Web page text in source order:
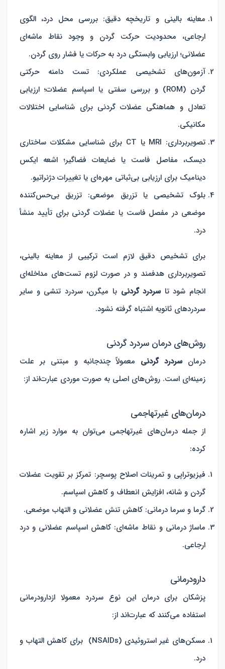
معاینه بالینی و تاریخچه دقیق: بررسی محل درد، الگوی
ارجاعی، محدودیت حرکت گردن و وجود نقاط ماشه‌ای
عضلانی؛ ارزیابی وابستگی درد به حرکات یا فشار روی گردن.
آزمون‌های تشخیصی عملکردی: تست دامنه حرکتی
گردن (ROM) و بررسی سفتی یا اسپاسم عضلات؛ ارزیابی
تعادل و هماهنگی عضلات گردنی برای شناسایی اختلالات
مکانیکی.
تصویربرداری:
MRI یا
برای شناسایی مشکلات ساختاری
دیسک، مفاصل فاست یا ضایعات فضاگیر؛ اشعه ایکس
دینامیک برای ارزیابی بی‌ثباتی مهره‌ای یا تغییرات دژنراتیو.
بلوک تشخیصی یا تزریق موضعی: تزریق بی‌حس‌کننده
موضعی در مفصل فاست یا عضلات گردنی برای تأیید منشأ
درد.
برای تشخیص دقیق لازم است ترکیبی از معاینه بالینی،
تصویربرداری هدفمند و در صورت لزوم تست‌های مداخله‌ای
انجام شود تاسردرد گردنی با میگرن، سردرد تنشی و سایر
سردردهای ثانویه اشتباه گرفته نشود.
روش‌های درمان سردرد گردنی
درمانسردرد گردنی معمولاً چندجانبه و مبتنی بر علت
زمینه‌ای است. روش‌های اصلی به صورت موردی عبارت‌اند از:
درمان‌های غیرتهاجمی
از جمله درمان‌های غیرتهاجمی می‌توان به موارد زیر اشاره
کرده:
فیزیوتراپی و تمرینات اصلاح پوسچر: تمرکز بر تقویت عضلات
گردن و شانه، افزایش انعطاف و کاهش اسپاسم.
گرما و سرما درمانی: کاهش تنش عضلانی و التهاب موضعی.
ماساژ درمانی و نقاط ماشه‌ای: کاهش اسپاسم عضلانی و درد
ارجاعی.
دارودرمانی
پزشکان برای درمان این نوع سردرد معمولا ازدارودرمانی
استفاده می‌کنند که عبارت‌اند از:
مسکن‌های غیر استروئیدی (NSAIDs) برای کاهش التهاب و
درد.